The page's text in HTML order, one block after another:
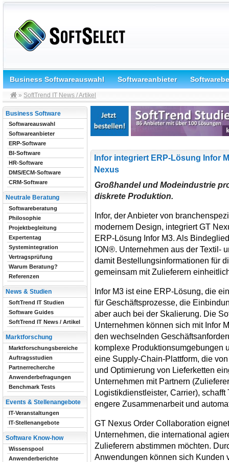
Business Softwareauswahl Softwareanbieter
» SoftTrend IT News / Artikel
Infor integriert ERP-Lösung Infor
Nexus
Großhandel und Modeindustrie
diskrete Produktion.
Infor, der Anbieter von
modernem Design, integriert GT
ERP-Lösung Infor M3. Als
ION®. Unternehmen aus der Textil-
damit Bestellungsinformationen für
gemeinsam mit Zulieferern
Infor M3 ist eine ERP-Lösung, die
für Geschäftsprozesse, die
aber auch bei der Skalierung. Die
Unternehmen können sich mit Infor
den wechselnden
komplexe Produktionsumgebungen
eine Supply-Chain-Plattform, die
und Optimierung von Lieferketten
Unternehmen mit Partnern
Logistikdienstleister, Carrier),
engere Zusammenarbeit und
GT Nexus Order Collaboration
Unternehmen, die international
Zulieferern abstimmen möchten.
Anwendungen können sich Kunden
Business Software
Softwareauswahl
Softwareanbieter
ERP-Software
BI-Software
HR-Software
DMS/ECM-Software
CRM-Software
Neutrale Beratung
Softwareberatung
Philosophie
Projektbegleitung
Expertentag
Systemintegration
Vertragsprüfung
Warum Beratung?
Referenzen
News & Studien
SoftTrend IT Studien
Software Guides
SoftTrend IT News / Artikel
Marktforschung
Marktforschungsbereiche
Auftragsstudien
Partnerrecherche
Anwenderbefragungen
Benchmark Tests
Events & Stellenangebote
IT-Veranstaltungen
IT-Stellenangebote
Software Know-how
Wissenspool
Anwenderberichte